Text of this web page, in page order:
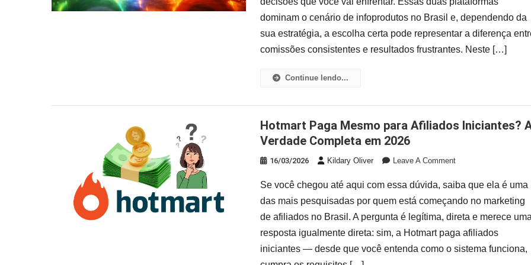
É
Melhor
Para
dominam o cenário de infoprodutos no Brasil e, dependendo da
sua estratégia, a escolha certa pode representar a diferença
comissões consistentes e resultados frustrantes. Neste […]
Continue lendo...
Hotmart Paga Mesmo para Afiliados Iniciantes? A
Verdade Completa em 2026
16/03/2026 Kildary Oliver Leave A CommentOn
Paga
Mesmo
Para
Iniciantes?
A
Se você chegou até aqui com essa dúvida, saiba que ela é uma
das mais pesquisadas por quem está começando no marketing
de afiliados no Brasil. A pergunta é legítima, direta e merece
resposta igualmente direta: sim, a Hotmart paga afiliados
iniciantes — desde que você entenda como o sistema funciona,